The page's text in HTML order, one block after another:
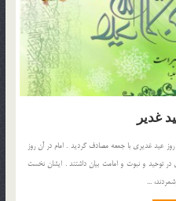
غدیر
عید غدیری با جمعه مصادف گردید . امام در آن روز
توحید و نبوت و امامت بیان داشتند . ایشان نخست
...